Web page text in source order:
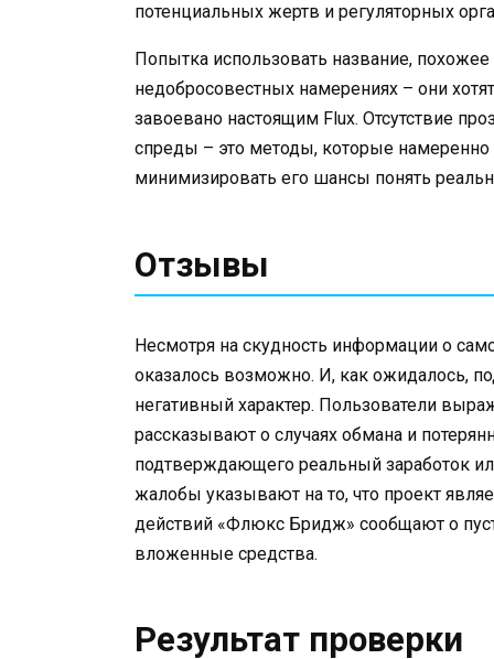
потенциальных жертв и регуляторных
Попытка использовать название,
недобросовестных намерениях – они
завоевано настоящим Flux. Отсутствие
спреды – это методы, которые намеренно
минимизировать его шансы понять
Отзывы
Несмотря на скудность информации о
оказалось возможно. И, как ожидалось,
негативный характер. Пользователи
рассказывают о случаях обмана и
подтверждающего реальный заработок
жалобы указывают на то, что проект
действий «Флюкс Бридж» сообщают о
вложенные средства.
Результат проверки